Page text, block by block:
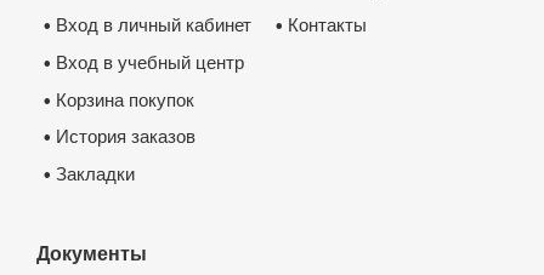
• Контакты
• Вход в личный кабинет
• Вход в учебный центр
• Корзина покупок
• История заказов
• Закладки
Документы